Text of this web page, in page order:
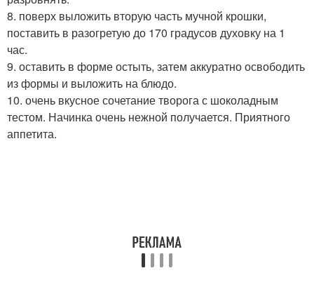
8. поверх выложить вторую часть мучной крошки,
поставить в разогретую до 170 градусов духовку на 1
час.
9. оставить в форме остыть, затем аккуратно освободить
из формы и выложить на блюдо.
10. очень вкусное сочетание творога с шоколадным
тестом. Начинка очень нежной получается. Приятного
аппетита.